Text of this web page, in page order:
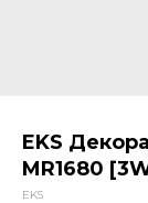
EKS
MR1680
EKS